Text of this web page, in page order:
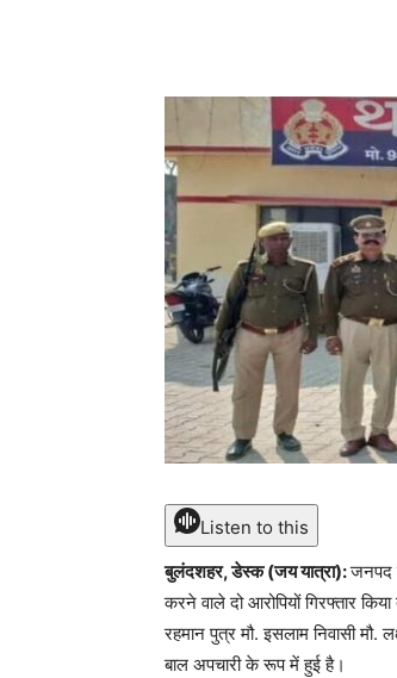
Listen to this
बुलंदशहर, डेस्क (जय यात्रा):जनपद
करने वाले दो आरोपियों गिरफ्तार
रहमान पुत्र मौ. इसलाम निवासी मौ.
बाल अपचारी के रूप में हुई है।